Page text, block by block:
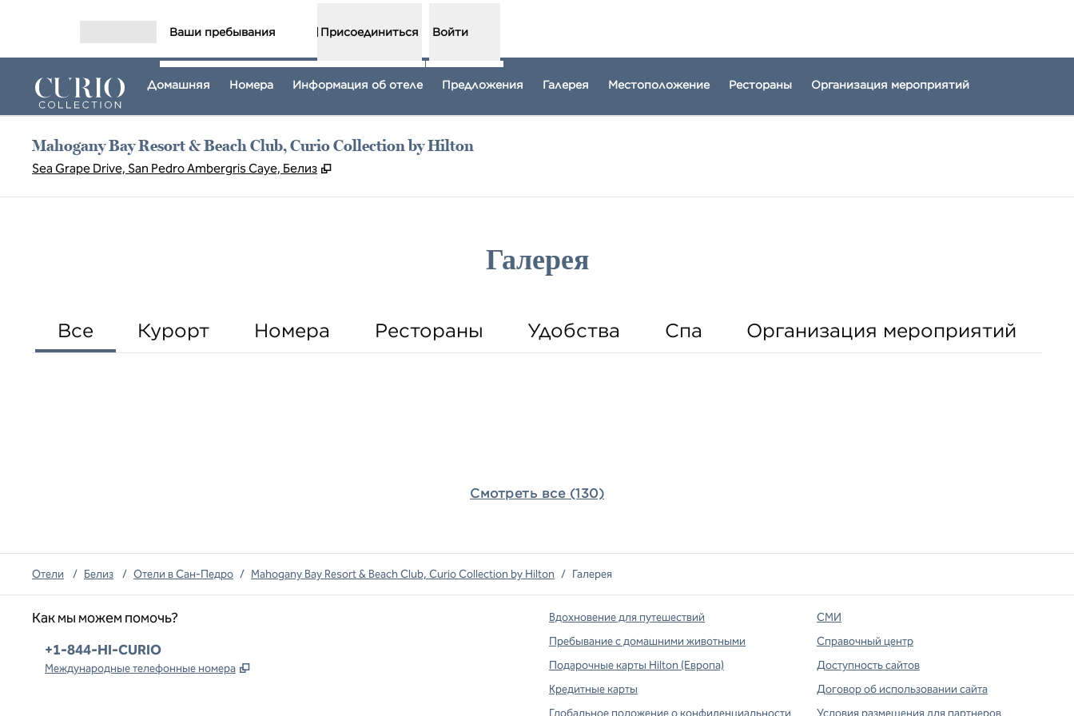
Ваши пребывания Присоединиться Войти
Домашняя Номера Информация об отеле Предложения Галерея Местоположение Рестораны Организация мероприятий
Mahogany Bay Resort & Beach Club, Curio Collection by Hilton
Sea Grape Drive, San Pedro Ambergris Caye, Белиз ,
Галерея
Все Курорт Номера Рестораны Удобства Спа Организация мероприятий
Смотреть все (130)
Отели / Белиз / Отели в Сан-Педро / Mahogany Bay Resort & Beach Club, Curio Collection by Hilton / Галерея
Как мы можем помочь?
Телефон:
+1-844-HI-CURIO
Международные телефонные номера ,
Вдохновение для путешествий
Пребывание с домашними животными
Подарочные карты Hilton (Европа)
Кредитные карты
Глобальное положение о конфиденциальности
СМИ
Справочный центр
Доступность сайтов
Договор об использовании сайта
Условия размещения для партнеров